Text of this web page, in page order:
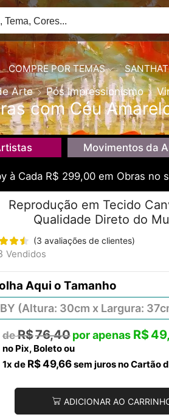
COMPRE POR TEMAS
Arte Pós Impressionismo
com Céu
Movimentos da
à Cada R$ 299,00 em Obras no
Reprodução em Tecido
Qualidade Direto do
(3 avaliações de clientes)
Vendidos
Tamanho
R$76,40 R$
no Pix, Boleto ou
1x de R$49,66sem juros no Cartão
ADICIONAR AO